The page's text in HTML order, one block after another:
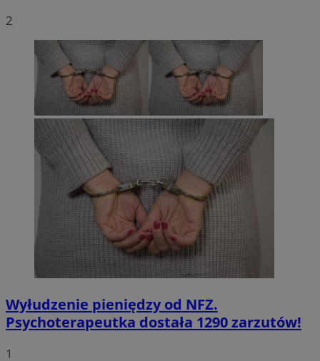
2
Wyłudzenie pieniędzy od NFZ.
Psychoterapeutka dostała 1290 zarzutów!
1